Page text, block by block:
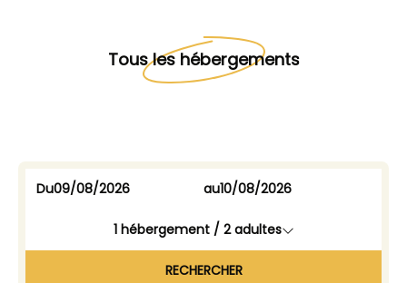
Tous les hébergements
Du au
1 hébergement / 2adultes
RECHERCHER